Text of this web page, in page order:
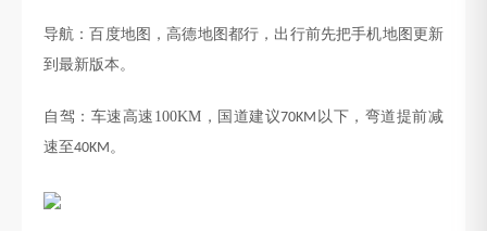
导航：百度地图，高德地图都行，出行前先把手机地图更新
到最新版本。
自驾：车速高速 100KM ，国道建议70KM 以下，弯道提前减
速至40KM 。